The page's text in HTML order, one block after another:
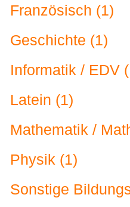
Französisch (1)
Geschichte (1)
Informatik / EDV
Latein (1)
Mathematik /
Physik (1)
Sonstige